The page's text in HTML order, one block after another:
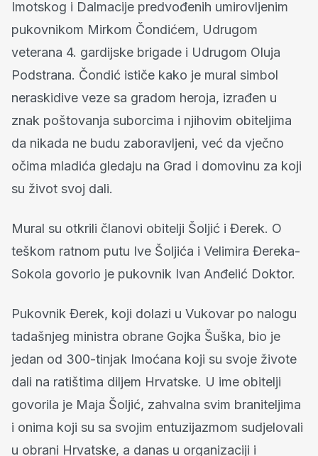
Imotskog i Dalmacije predvođenih umirovljenim
pukovnikom Mirkom Čondićem, Udrugom
veterana 4. gardijske brigade i Udrugom Oluja
Podstrana. Čondić ističe kako je mural simbol
neraskidive veze sa gradom heroja, izrađen u
znak poštovanja suborcima i njihovim obiteljima
da nikada ne budu zaboravljeni, već da vječno
očima mladića gledaju na Grad i domovinu za koji
su život svoj dali.
Mural su otkrili članovi obitelji Šoljić i Đerek. O
teškom ratnom putu Ive Šoljića i Velimira Đereka-
Sokola govorio je pukovnik Ivan Anđelić Doktor.
Pukovnik Đerek, koji dolazi u Vukovar po nalogu
tadašnjeg ministra obrane Gojka Šuška, bio je
jedan od 300-tinjak Imoćana koji su svoje živote
dali na ratištima diljem Hrvatske. U ime obitelji
govorila je Maja Šoljić, zahvalna svim braniteljima
i onima koji su sa svojim entuzijazmom sudjelovali
u obrani Hrvatske, a danas u organizaciji i